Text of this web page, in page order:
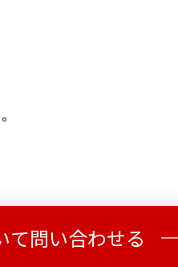
て問い合わせる